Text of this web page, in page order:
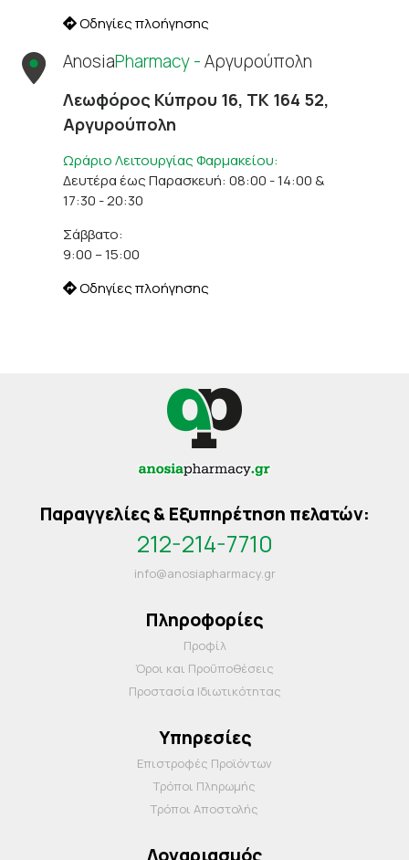
Οδηγίες πλοήγησης
AnosiaPharmacy -Αργυρούπολη
Λεωφόρος Κύπρου 16, ΤΚ 164 52,
Αργυρούπολη
Ωράριο Λειτουργίας Φαρμακείου:
Δευτέρα έως Παρασκευή: 08:00 - 14:00 &
17:30 - 20:30
Σάββατο:
9:00 – 15:00
Οδηγίες πλοήγησης
Παραγγελίες & Εξυπηρέτηση πελατών:
212-214-7710
info@anosiapharmacy.gr
Πληροφορίες
Προφίλ
Όροι και Προΰποθέσεις
Προστασία Ιδιωτικότητας
Υπηρεσίες
Επιστροφές Προϊόντων
Τρόποι Πληρωμής
Τρόποι Αποστολής
Λογαριασμός